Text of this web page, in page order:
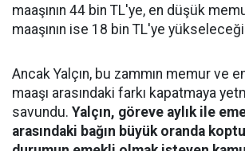
maaşının 44 bin TL'ye, en düşük
maaşının ise 18 bin TL'ye
Ancak Yalçın, bu zammın memur ve
maaşı arasındaki farkı kapatmaya
savundu. Yalçın, göreve aylık ile
arasındaki bağın büyük oranda